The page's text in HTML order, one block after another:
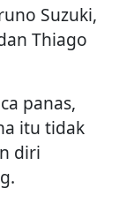
Suzuki,
Thiago
panas,
itu tidak
diri